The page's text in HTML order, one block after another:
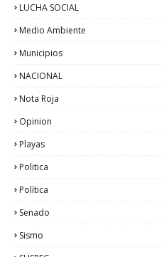
LUCHA SOCIAL
Medio Ambiente
Municipios
NACIONAL
Nota Roja
Opinion
Playas
Politica
Política
Senado
Sismo